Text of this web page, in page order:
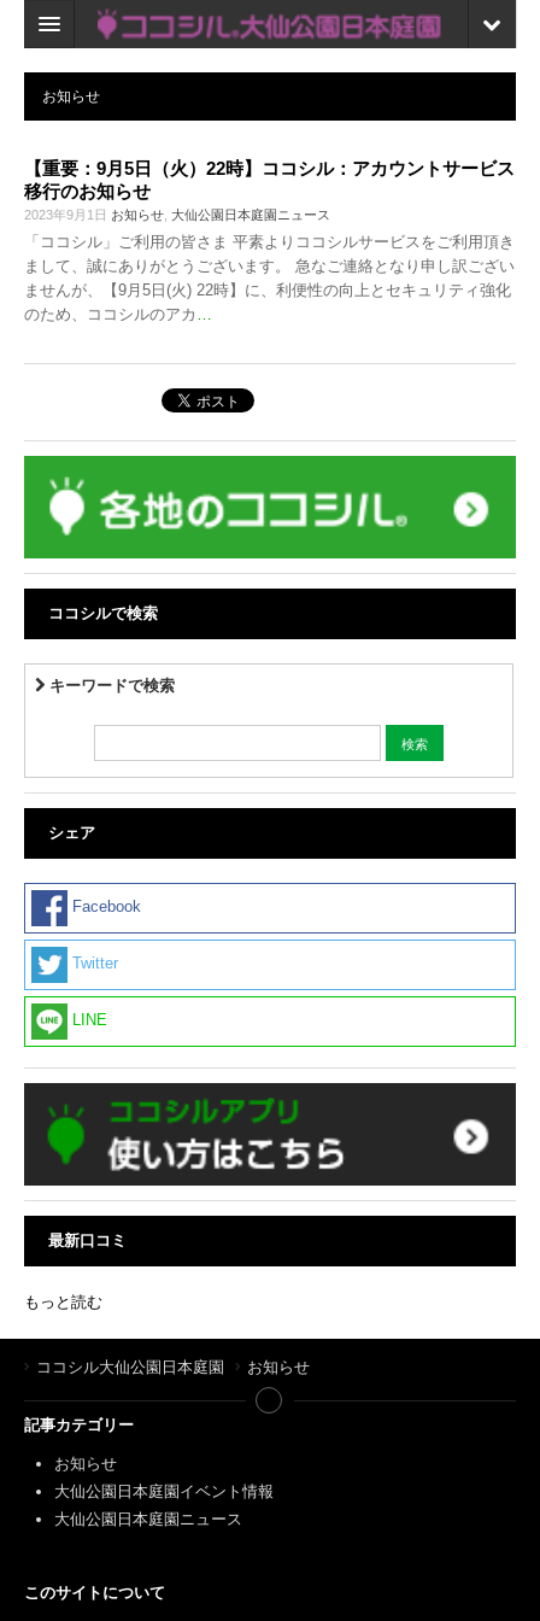
ホーム
検索
口コミ
マイページ
ブックマーク
お知らせ
【重要：9月5日（火）22時】ココシル：アカウントサービス
移行のお知らせ
2023年9月1日 お知らせ 大仙公園日本庭園ニュース
「ココシル」ご利用の皆さま 平素よりココシルサービスをご利用頂き
まして、誠にありがとうございます。 急なご連絡となり申し訳ござい
ませんが、【9月5日(火) 22時】に、利便性の向上とセキュリティ強化
のため、ココシルのアカ …
ココシルで検索
キーワードで検索
シェア
Facebook
Twitter
LINE
最新口コミ
もっと読む
ココシル大仙公園日本庭園 お知らせ
記事カテゴリー
お知らせ
大仙公園日本庭園イベント情報
大仙公園日本庭園ニュース
このサイトについて